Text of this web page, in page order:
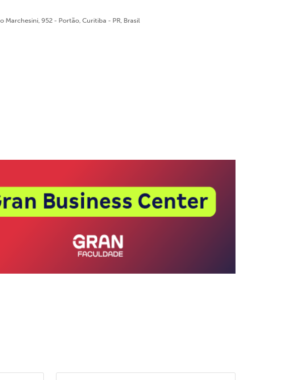
Marchesini, 952 - Portão, Curitiba - PR, Brasil